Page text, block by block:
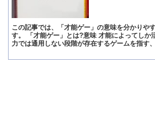
この記事では、「才能ゲー」の意味を分かりや
す。 「才能ゲー」とは?意味 才能によってしか
力では通用しない段階が存在するゲームを指す